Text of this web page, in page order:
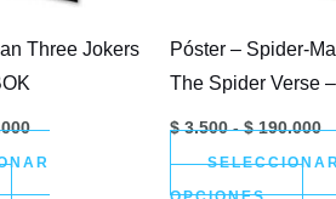
Three Jokers
precios:
Este
Póster – Spider-
The Spider Verse
$3.500 - $190.000